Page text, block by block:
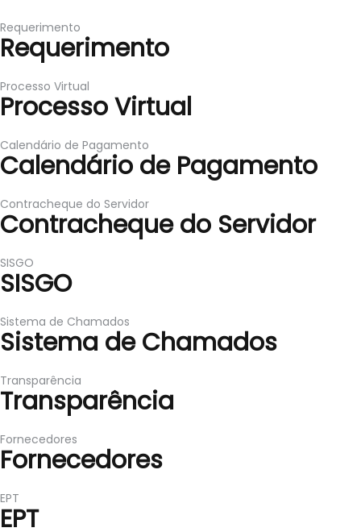
Requerimento
Requerimento
Processo Virtual
Processo Virtual
Calendário de Pagamento
Calendário de Pagamento
Contracheque do Servidor
Contracheque do Servidor
SISGO
SISGO
Sistema de Chamados
Sistema de Chamados
Transparência
Transparência
Fornecedores
Fornecedores
EPT
EPT